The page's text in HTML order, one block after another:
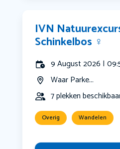
IVN
Schinkelbos ‍♀️
9 August 2026 |
Waar Parke...
7 plekken
Overig Wandelen